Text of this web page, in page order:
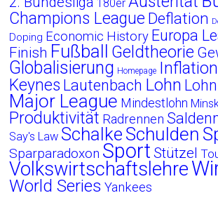
180er
Champions League Deflation
Doping Economic History Europa
Finish Fußball Geldtheorie
Globalisierung Homepage Inflation
Keynes Lautenbach Lohn
Major League Mindestlohn
Produktivität Radrennen
Say's Law Schalke Schulden
Sparparadoxon Sport Stützel
Volkswirtschaftslehre
World Series Yankees